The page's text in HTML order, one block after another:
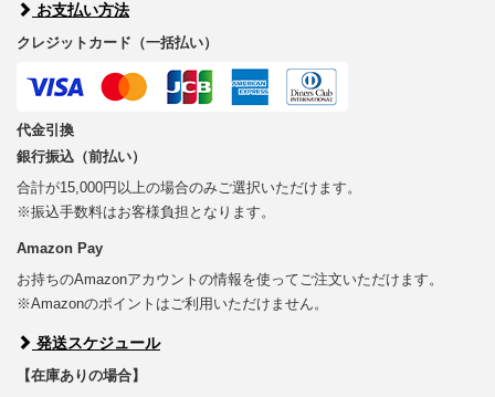
お支払い方法
クレジットカード（一括払い）
代金引換
銀行振込（前払い）
合計が15,000円以上の場合のみご選択いただけます。
※振込手数料はお客様負担となります。
Amazon Pay
お持ちのAmazonアカウントの情報を使ってご注文いただけます。
※Amazonのポイントはご利用いただけません。
発送スケジュール
【在庫ありの場合】